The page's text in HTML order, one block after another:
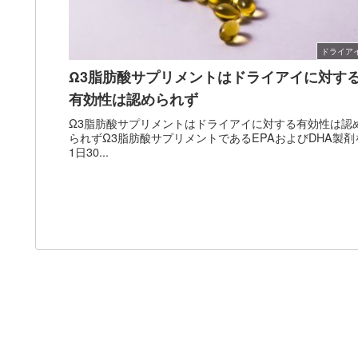
ドライア
Ω3脂肪酸サプリメントはドライアイに対す
有効性は認められず
Ω3脂肪酸サプリメントはドライアイに対する有効性は認
られずΩ3脂肪酸サプリメントであるEPAおよびDHA製剤
1日30...